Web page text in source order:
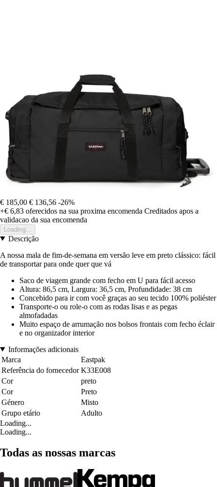
€ 185,00 € 136,56 -26%
+€ 6,83 oferecidos na sua proxima encomenda Creditados apos a
validacao da sua encomenda
Loading...
Descrição
A nossa mala de fim-de-semana em versão leve em preto clássico: fácil
de transportar para onde quer que vá
Saco de viagem grande com fecho em U para fácil acesso
Altura: 86,5 cm, Largura: 36,5 cm, Profundidade: 38 cm
Concebido para ir com você graças ao seu tecido 100% poliéster
Transporte-o ou role-o com as rodas lisas e as pegas
almofadadas
Muito espaço de arrumação nos bolsos frontais com fecho éclair
e no organizador interior
Informações adicionais
Marca
Eastpak
Referência do fornecedor K33E008
Cor
preto
Cor
Preto
Género
Misto
Grupo etário
Adulto
Loading...
Loading...
Todas as nossas marcas